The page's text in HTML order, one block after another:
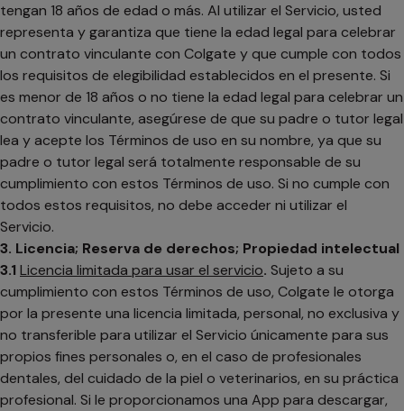
tengan 18 años de edad o más. Al utilizar el Servicio, usted
representa y garantiza que tiene la edad legal para celebrar
un contrato vinculante con Colgate y que cumple con todos
los requisitos de elegibilidad establecidos en el presente. Si
es menor de 18 años o no tiene la edad legal para celebrar un
contrato vinculante, asegúrese de que su padre o tutor legal
lea y acepte los Términos de uso en su nombre, ya que su
padre o tutor legal será totalmente responsable de su
cumplimiento con estos Términos de uso. Si no cumple con
todos estos requisitos, no debe acceder ni utilizar el
Servicio.
3. Licencia; Reserva de derechos; Propiedad intelectual
3.1 Licencia limitada para usar el servicio. Sujeto a su
cumplimiento con estos Términos de uso, Colgate le otorga
por la presente una licencia limitada, personal, no exclusiva y
no transferible para utilizar el Servicio únicamente para sus
propios fines personales o, en el caso de profesionales
dentales, del cuidado de la piel o veterinarios, en su práctica
profesional. Si le proporcionamos una App para descargar,